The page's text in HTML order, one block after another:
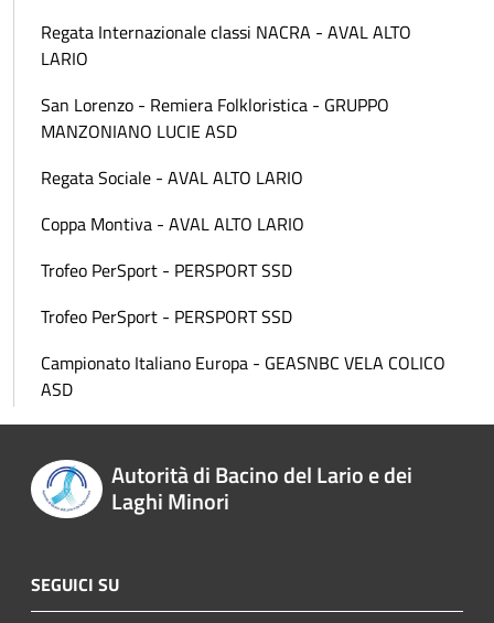
Regata Internazionale classi NACRA - AVAL ALTO
LARIO
San Lorenzo - Remiera Folkloristica - GRUPPO
MANZONIANO LUCIE ASD
Regata Sociale - AVAL ALTO LARIO
Coppa Montiva - AVAL ALTO LARIO
Trofeo PerSport - PERSPORT SSD
Trofeo PerSport - PERSPORT SSD
Campionato Italiano Europa - GEASNBC VELA COLICO
ASD
Autorità di Bacino del Lario e dei
Laghi Minori
SEGUICI SU